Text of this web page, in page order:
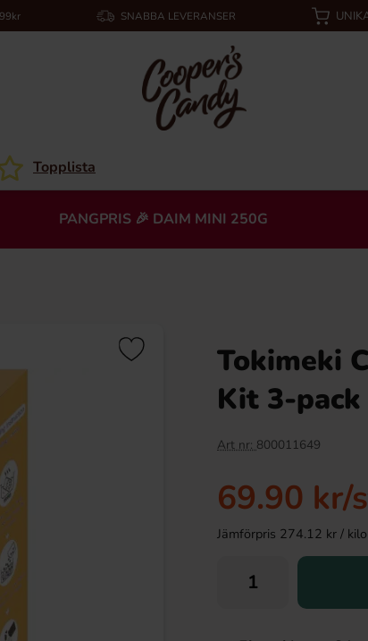
SNABBA LEVERANSER
Topplista
PANGPRIS 🎉 DAIM MINI 250G
Tokimeki
Kit 3-pack
Art nr: 800011649
69.90 kr/
Jämförpris 274.12 kr /